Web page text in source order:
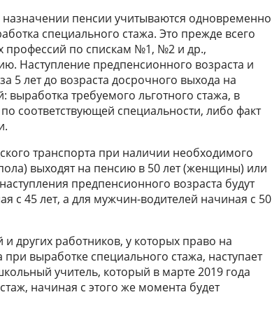
назначении пенсии учитываются одновременно
специального стажа. Это прежде всего
профессий по спискам №1, №2 и др.,
Наступление предпенсионного возраста и
5 лет до возраста досрочного выхода на
требуемого льготного стажа, в
соответствующей специальности, либо факт
транспорта при наличии необходимого
выходят на пенсию в 50 лет (женщины) или
предпенсионного возраста будут
с 45 лет, а для мужчин-водителей начиная с 50
других работников, у которых право на
выработке специального стажа, наступает
учитель, который в марте 2019 года
начиная с этого же момента будет